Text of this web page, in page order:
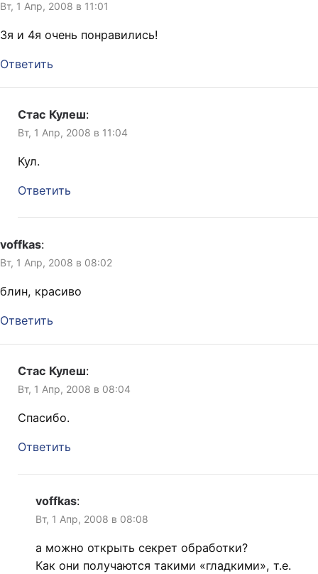
Вт, 1 Апр, 2008 в 11:01
3я и 4я очень понравились!
Ответить
Стас Кулеш:
Вт, 1 Апр, 2008 в 11:04
Кул.
Ответить
voffkas:
Вт, 1 Апр, 2008 в 08:02
блин, красиво
Ответить
Стас Кулеш:
Вт, 1 Апр, 2008 в 08:04
Спасибо.
Ответить
voffkas:
Вт, 1 Апр, 2008 в 08:08
а можно открыть секрет обработки?
Как они получаются такими «гладкими», т.е.